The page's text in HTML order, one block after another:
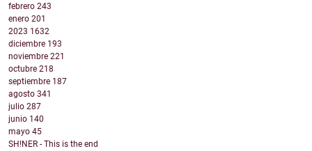
febrero 243
enero 201
2023 1632
diciembre 193
noviembre 221
octubre 218
septiembre 187
agosto 341
julio 287
junio 140
mayo 45
SH!NER - This is the end